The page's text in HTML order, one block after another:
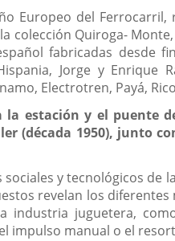
Europeo del Ferrocarril,
Quiroga-
fabricadas desde
Jorge y Enrique
Electrotren, Payá,
estación y el puente
(década 1950), junto
y tecnológicos de
revelan los
industria juguetera,
impulso manual o el